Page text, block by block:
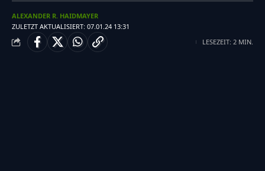
ZULETZT AKTUALISIERT: 07.01.24 13:31
ALEXANDER R. HAIDMAYER
LESEZEIT: 2 MIN.